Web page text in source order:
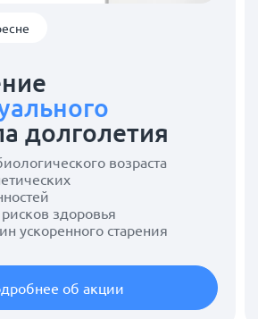
долголетия
возраста
здоровья
ускоренного старения
об акции